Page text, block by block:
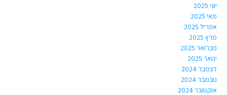
יוני 2025
מאי 2025
אפריל 2025
מרץ 2025
פברואר 2025
ינואר 2025
דצמבר 2024
נובמבר 2024
אוקטובר 2024